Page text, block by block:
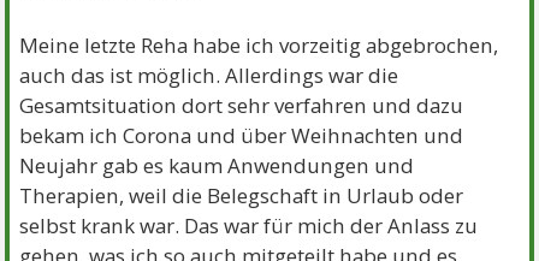
Meine letzte Reha habe ich vorzeitig abgebrochen,
auch das ist möglich. Allerdings war die
Gesamtsituation dort sehr verfahren und dazu
bekam ich Corona und über Weihnachten und
Neujahr gab es kaum Anwendungen und
Therapien, weil die Belegschaft in Urlaub oder
selbst krank war. Das war für mich der Anlass zu
gehen, was ich so auch mitgeteilt habe und es